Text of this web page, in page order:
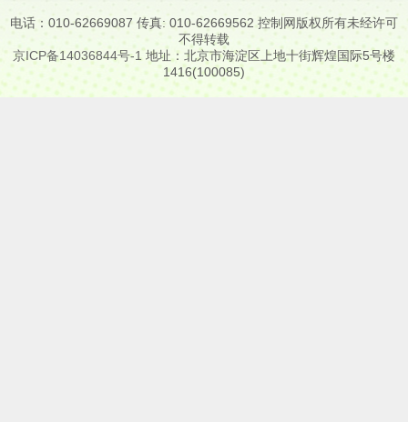
电话：010-62669087 传真: 010-62669562 控制网版权所有未经许可
不得转载
京ICP备14036844号-1 地址：北京市海淀区上地十街辉煌国际5号楼
1416(100085)